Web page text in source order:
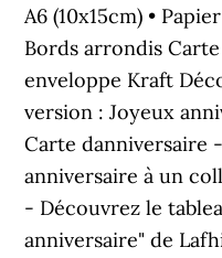
A6 (10x15cm) •
Bords arrondis
enveloppe Kraft
version : Joyeux
Carte danniversaire
anniversaire à un
- Découvrez le
anniversaire" de